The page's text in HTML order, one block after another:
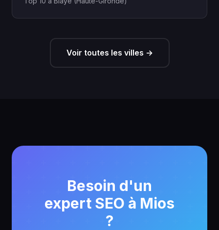
Voir toutes les villes →
Besoin d'un
expert SEO à Mios
?